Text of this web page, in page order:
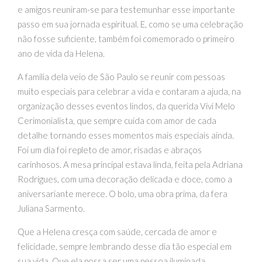
e amigos reuniram-se para testemunhar esse importante
passo em sua jornada espiritual. E, como se uma celebração
não fosse suficiente, também foi comemorado o primeiro
ano de vida da Helena.
A família dela veio de São Paulo se reunir com pessoas
muito especiais para celebrar a vida e contaram a ajuda, na
organização desses eventos lindos, da querida Vivi Melo
Cerimonialista, que sempre cuida com amor de cada
detalhe tornando esses momentos mais especiais ainda.
Foi um dia foi repleto de amor, risadas e abraços
carinhosos. A mesa principal estava linda, feita pela Adriana
Rodrigues, com uma decoração delicada e doce, como a
aniversariante merece. O bolo, uma obra prima, da fera
Juliana Sarmento.
Que a Helena cresça com saúde, cercada de amor e
felicidade, sempre lembrando desse dia tão especial em